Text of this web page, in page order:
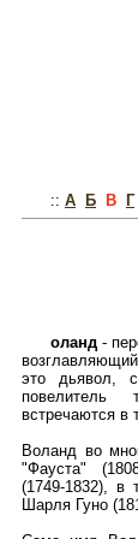
:: А Б В Г
оланд -
это дьявол,
повелитель
встречаются в
Воланд во
"Фауста"
(1749-1832), в
Шарля Гуно